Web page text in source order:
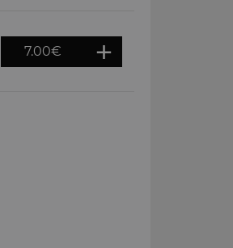
7.00€